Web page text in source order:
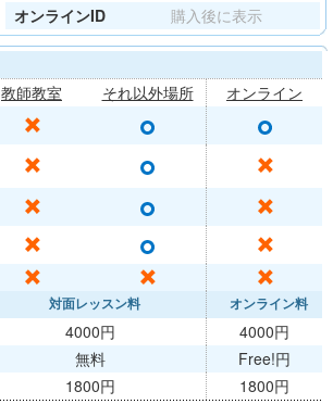
オンラインID
購入後に表示
教師教室 それ以外場所
オンライン
✕ ○ ○
✕ ○ ✕
✕ ○ ✕
✕ ○ ✕
✕ ✕ ✕
対面レッスン料 オンライン料
4000円
4000円
無料
Free!円
1800円 1800円